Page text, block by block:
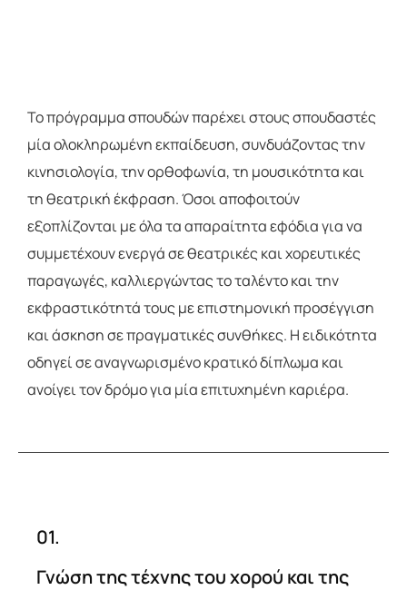
Το πρόγραμμα σπουδών παρέχει στους σπουδαστές
μία ολοκληρωμένη εκπαίδευση, συνδυάζοντας την
κινησιολογία, την ορθοφωνία, τη μουσικότητα και
τη θεατρική έκφραση. Όσοι αποφοιτούν
εξοπλίζονται με όλα τα απαραίτητα εφόδια για να
συμμετέχουν ενεργά σε θεατρικές και χορευτικές
παραγωγές, καλλιεργώντας το ταλέντο και την
εκφραστικότητά τους με επιστημονική προσέγγιση
και άσκηση σε πραγματικές συνθήκες. Η ειδικότητα
οδηγεί σε αναγνωρισμένο κρατικό δίπλωμα και
ανοίγει τον δρόμο για μία επιτυχημένη καριέρα.
01.
Γνώση της τέχνης του χορού και της